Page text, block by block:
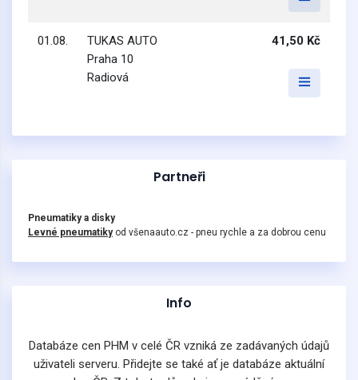
01.08.
TUKAS AUTO
Praha 10
Radiová
41,50 Kč
Partneři
Pneumatiky a disky
Levné pneumatikyod všenaauto.cz - pneu rychle a za dobrou cenu
Info
Databáze cen PHM v celé ČR vzniká ze zadávaných údajů
uživateli serveru. Přidejte se také ať je databáze aktuální